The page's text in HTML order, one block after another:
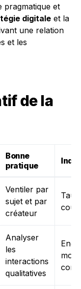
pragmatique et
digitale et la
une relation
et les
de la
Bonne
pratique
Ventiler par
sujet et par
créateur
Analyser
les
interactions
qualitatives